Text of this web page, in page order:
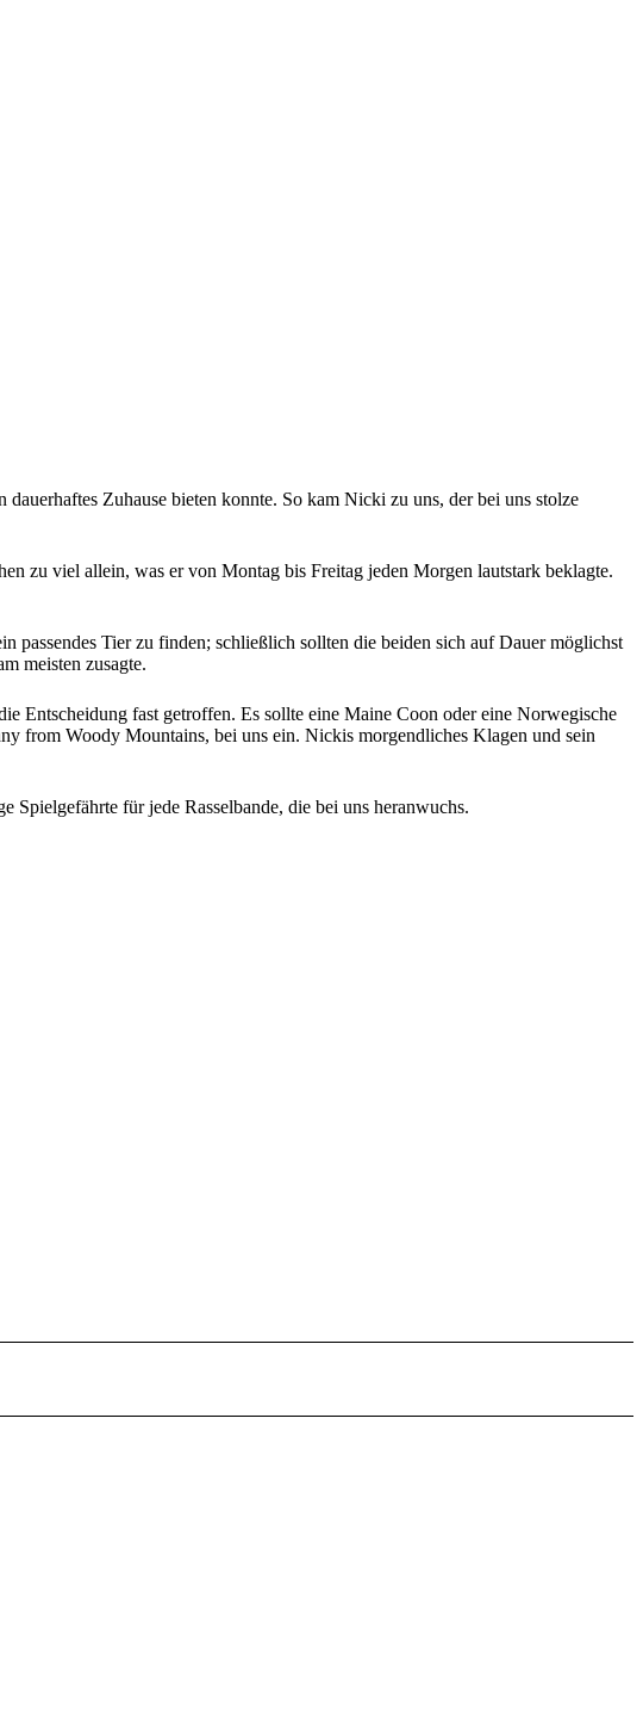
Zuhause bieten konnte. So kam Nicki zu uns, der bei uns stolze
zu viel allein, was er von Montag bis Freitag jeden Morgen lautstark beklagte.
passendes Tier zu finden; schließlich sollten die beiden sich auf Dauer möglichst
meisten zusagte.
Entscheidung fast getroffen. Es sollte eine Maine Coon oder eine Norwegische
from Woody Mountains, bei uns ein. Nickis morgendliches Klagen und sein
Spielgefährte für jede Rasselbande, die bei uns heranwuchs.